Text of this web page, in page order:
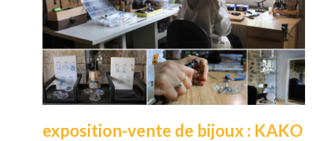
exposition-vente de bijoux : KAKO